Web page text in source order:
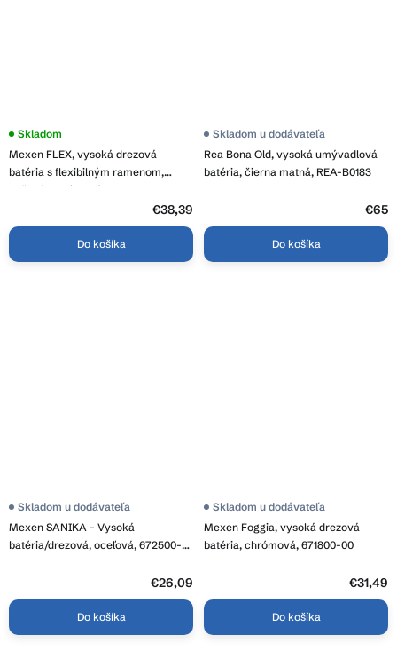
Mexen FLEX, vysoká drezová
batéria s flexibilným ramenom,
béžová-chrómová, 670900-09
Priemerné
produktu
je
3,7
Skladom
€38,39
Do košíka
Rea Bona Old, vysoká umývadlová
batéria, čierna matná, REA-B0183
Skladom u dodávateľa
€65
Do košíka
Mexen SANIKA - Vysoká
batéria/drezová, oceľová, 672500-
Skladom u dodávateľa
€26,09
Do košíka
Mexen Foggia, vysoká drezová
batéria, chrómová, 671800-00
Priemerné
produktu
je
Skladom u dodávateľa
€31,49
Do košíka